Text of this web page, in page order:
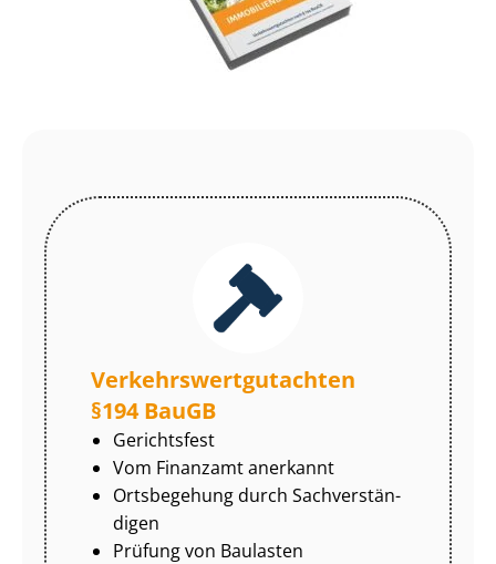
Ver­kehrs­wert­gut­ach­ten
§194 BauGB
Gerichtsfest
Vom Finanzamt anerkannt
Ortsbegehung durch Sach­ver­stän­
di­gen
Prüfung von Baulasten